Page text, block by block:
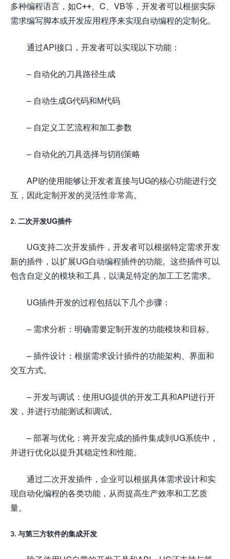
多种编程语言，如C++、C、VB等，开发者可以根据实际
需求编写脚本或开发应用程序来实现自动编程的定制化。
通过API接口，开发者可以实现以下功能：
– 自动化的刀具路径生成
– 自动生成G代码和M代码
– 自定义工艺流程和加工参数
– 自动化的刀具选择与切削策略
API的使用能够让开发者直接与UG的核心功能进行交
互，因此定制开发的灵活性非常高。
2. 二次开发UG插件
UG支持二次开发插件，开发者可以根据特定需求开发
新的插件，以扩展UG自动编程插件的功能。这些插件可以
包含自定义的模块和工具，以满足特定的加工工艺需求。
UG插件开发的过程包括以下几个步骤：
– 需求分析：明确需要定制开发的功能模块和目标。
– 插件设计：根据需求设计插件的功能架构、界面和
交互方式。
– 开发与调试：使用UG提供的开发工具和API进行开
发，并进行功能测试和调试。
– 部署与优化：将开发完成的插件集成到UG系统中，
并进行优化以提升其稳定性和性能。
通过二次开发插件，企业可以根据具体需求设计和实
现自动化编程的各类功能，从而提高生产效率和工艺质
量。
3. 与第三方软件的集成开发